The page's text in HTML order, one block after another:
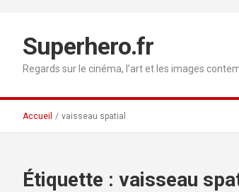
contenuSuperhero.fr
Regards sur le cinéma, l’art et les images
Accueil vaisseau spatial
Étiquette : vaisseau